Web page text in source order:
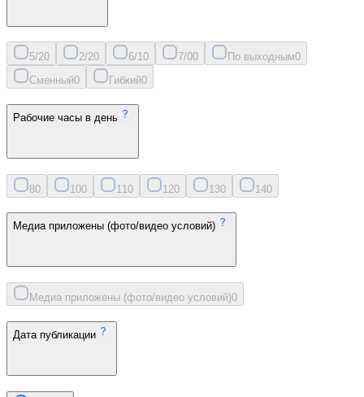
5/20 2/20 6/10 7/00 По выходным0
Сменный0 Гибкий0
Рабочие часы в день
80 100 11 0 120 130 140
Медиа приложены (фото/видео условий)
Медиа приложены (фото/видео условий)0
Дата публикации